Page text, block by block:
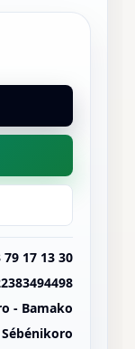
79 17 13 30
- Bamako
Sébénikoro